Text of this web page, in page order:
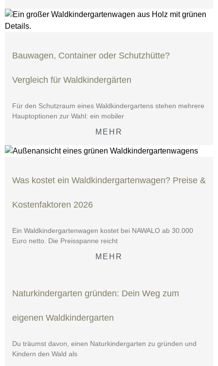
Bauwagen, Container oder Schutzhütte?
Vergleich für Waldkindergärten
Für den Schutzraum eines Waldkindergartens stehen mehrere
Hauptoptionen zur Wahl: ein mobiler
MEHR
Was kostet ein Waldkindergartenwagen? Preise &
Kostenfaktoren 2026
Ein Waldkindergartenwagen kostet bei NAWALO ab 30.000
Euro netto. Die Preisspanne reicht
MEHR
Naturkindergarten gründen: Dein Weg zum
eigenen Waldkindergarten
Du träumst davon, einen Naturkindergarten zu gründen und
Kindern den Wald als